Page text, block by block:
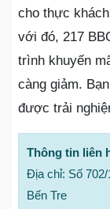
cho thực
với đó, 217
trình khuyến
càng giảm.
được trải
Thông tin liên
Địa chỉ: Số
Bến Tre